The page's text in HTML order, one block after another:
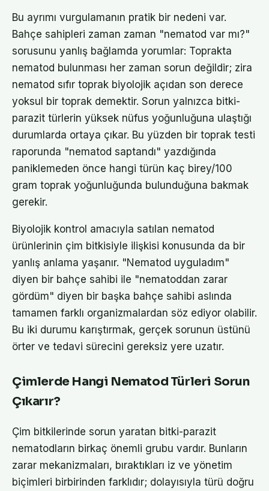
Bu ayrımı vurgulamanın pratik bir nedeni var.
Bahçe sahipleri zaman zaman "nematod var mı?"
sorusunu yanlış bağlamda yorumlar: Toprakta
nematod bulunması her zaman sorun değildir; zira
nematod sıfır toprak biyolojik açıdan son derece
yoksul bir toprak demektir. Sorun yalnızca bitki-
parazit türlerin yüksek nüfus yoğunluğuna ulaştığı
durumlarda ortaya çıkar. Bu yüzden bir toprak testi
raporunda "nematod saptandı" yazdığında
paniklemeden önce hangi türün kaç birey/100
gram toprak yoğunluğunda bulunduğuna bakmak
gerekir.
Biyolojik kontrol amacıyla satılan nematod
ürünlerinin çim bitkisiyle ilişkisi konusunda da bir
yanlış anlama yaşanır. "Nematod uyguladım"
diyen bir bahçe sahibi ile "nematoddan zarar
gördüm" diyen bir başka bahçe sahibi aslında
tamamen farklı organizmalardan söz ediyor olabilir.
Bu iki durumu karıştırmak, gerçek sorunun üstünü
örter ve tedavi sürecini gereksiz yere uzatır.
Çimlerde Hangi Nematod Türleri Sorun
Çıkarır?
Çim bitkilerinde sorun yaratan bitki-parazit
nematodların birkaç önemli grubu vardır. Bunların
zarar mekanizmaları, bıraktıkları iz ve yönetim
biçimleri birbirinden farklıdır; dolayısıyla türü doğru